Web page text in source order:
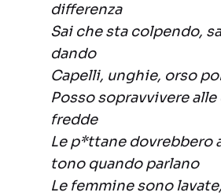
differenza
Sai che sta colpendo,
dando
Capelli, unghie, orso
Posso sopravvivere
fredde
Le p*ttane dovrebbero
tono quando parlano
Le femmine sono